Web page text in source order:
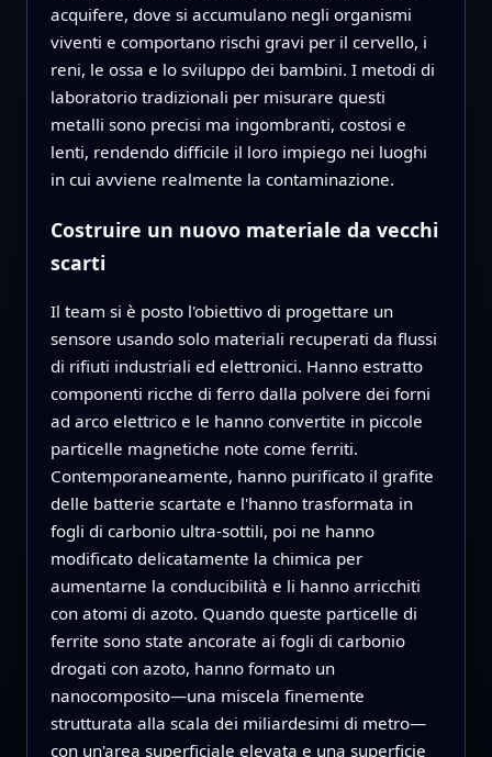
acquifere, dove si accumulano negli organismi
viventi e comportano rischi gravi per il cervello, i
reni, le ossa e lo sviluppo dei bambini. I metodi di
laboratorio tradizionali per misurare questi
metalli sono precisi ma ingombranti, costosi e
lenti, rendendo difficile il loro impiego nei luoghi
in cui avviene realmente la contaminazione.
Costruire un nuovo materiale da vecchi
scarti
Il team si è posto l'obiettivo di progettare un
sensore usando solo materiali recuperati da flussi
di rifiuti industriali ed elettronici. Hanno estratto
componenti ricche di ferro dalla polvere dei forni
ad arco elettrico e le hanno convertite in piccole
particelle magnetiche note come ferriti.
Contemporaneamente, hanno purificato il grafite
delle batterie scartate e l'hanno trasformata in
fogli di carbonio ultra-sottili, poi ne hanno
modificato delicatamente la chimica per
aumentarne la conducibilità e li hanno arricchiti
con atomi di azoto. Quando queste particelle di
ferrite sono state ancorate ai fogli di carbonio
drogati con azoto, hanno formato un
nanocomposito—una miscela finemente
strutturata alla scala dei miliardesimi di metro—
con un'area superficiale elevata e una superficie